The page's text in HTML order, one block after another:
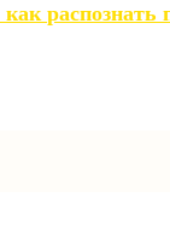
распознать